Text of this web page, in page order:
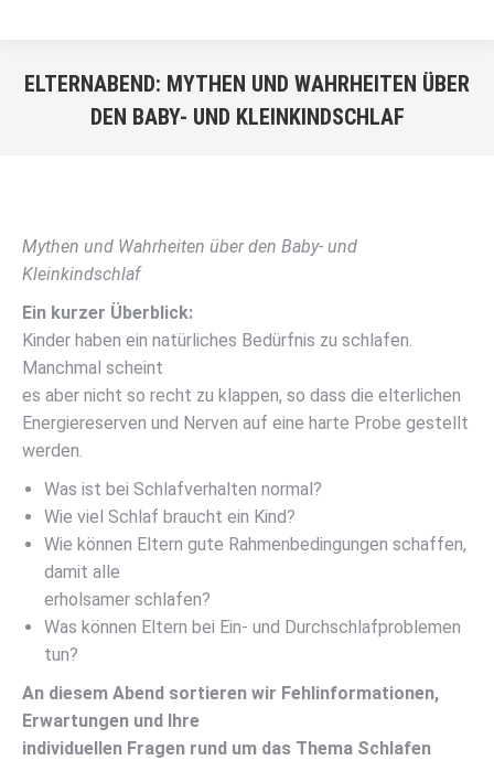
ELTERNABEND: MYTHEN UND WAHRHEITEN ÜBER
DEN BABY- UND KLEINKINDSCHLAF
Mythen und Wahrheiten über den Baby- und
Kleinkindschlaf
Ein kurzer Überblick:
Kinder haben ein natürliches Bedürfnis zu schlafen.
Manchmal scheint
es aber nicht so recht zu klappen, so dass die elterlichen
Energiereserven und Nerven auf eine harte Probe gestellt
werden.
Was ist bei Schlafverhalten normal?
Wie viel Schlaf braucht ein Kind?
Wie können Eltern gute Rahmenbedingungen schaffen,
damit alle
erholsamer schlafen?
Was können Eltern bei Ein- und Durchschlafproblemen
tun?
An diesem Abend sortieren wir Fehlinformationen,
Erwartungen und Ihre
individuellen Fragen rund um das Thema Schlafen